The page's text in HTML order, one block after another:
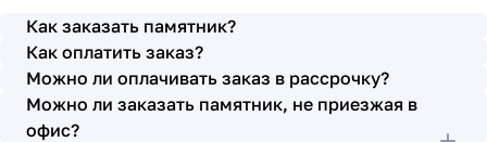
бригада Головачёва Владимира. Поэтому и в этот
раз я поросила, если можно, то назначить эту же
бригаду. Мне пошли на встречу, спасибо. Ребята
работают спокойно, но в тоже время, соблюдая
всю технологию, работаю слаженно и
Как заказать памятник?
Как оплатить заказ?
Можно ли оплачивать заказ в рассрочку?
Можно ли заказать памятник, не приезжая в
офис?